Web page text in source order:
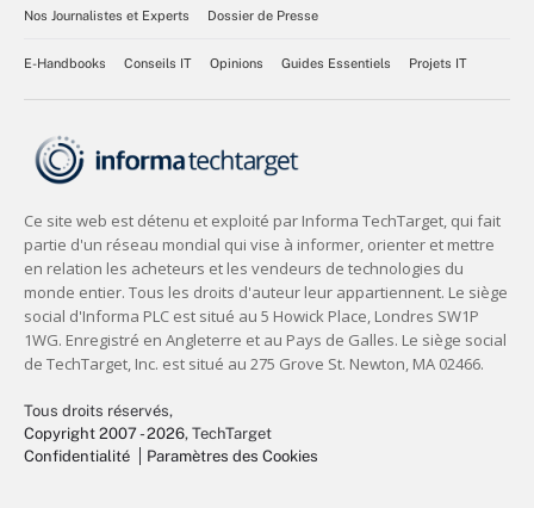
Nos Journalistes et Experts
Dossier de Presse
E-Handbooks Conseils IT Opinions Guides Essentiels Projets IT
Tous droits réservés,
Copyright 2007 - 2026, TechTarget
Confidentialité
Paramètres des Cookies